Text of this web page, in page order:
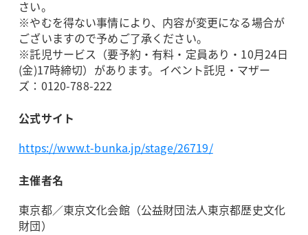
さい。
※やむを得ない事情により、内容が変更になる場合が
ございますので予めご了承ください。
※託児サービス（要予約・有料・定員あり・10月24日
(金)17時締切）があります。イベント託児・マザー
ズ：0120-788-222
公式サイト
https://www.t-bunka.jp/stage/26719/
主催者名
東京都／東京文化会館（公益財団法人東京都歴史文化
財団）